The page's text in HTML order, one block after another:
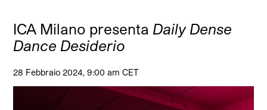
ICA Milano presenta Daily Dense
Dance Desiderio
28 Febbraio 2024, 9:00 am CET